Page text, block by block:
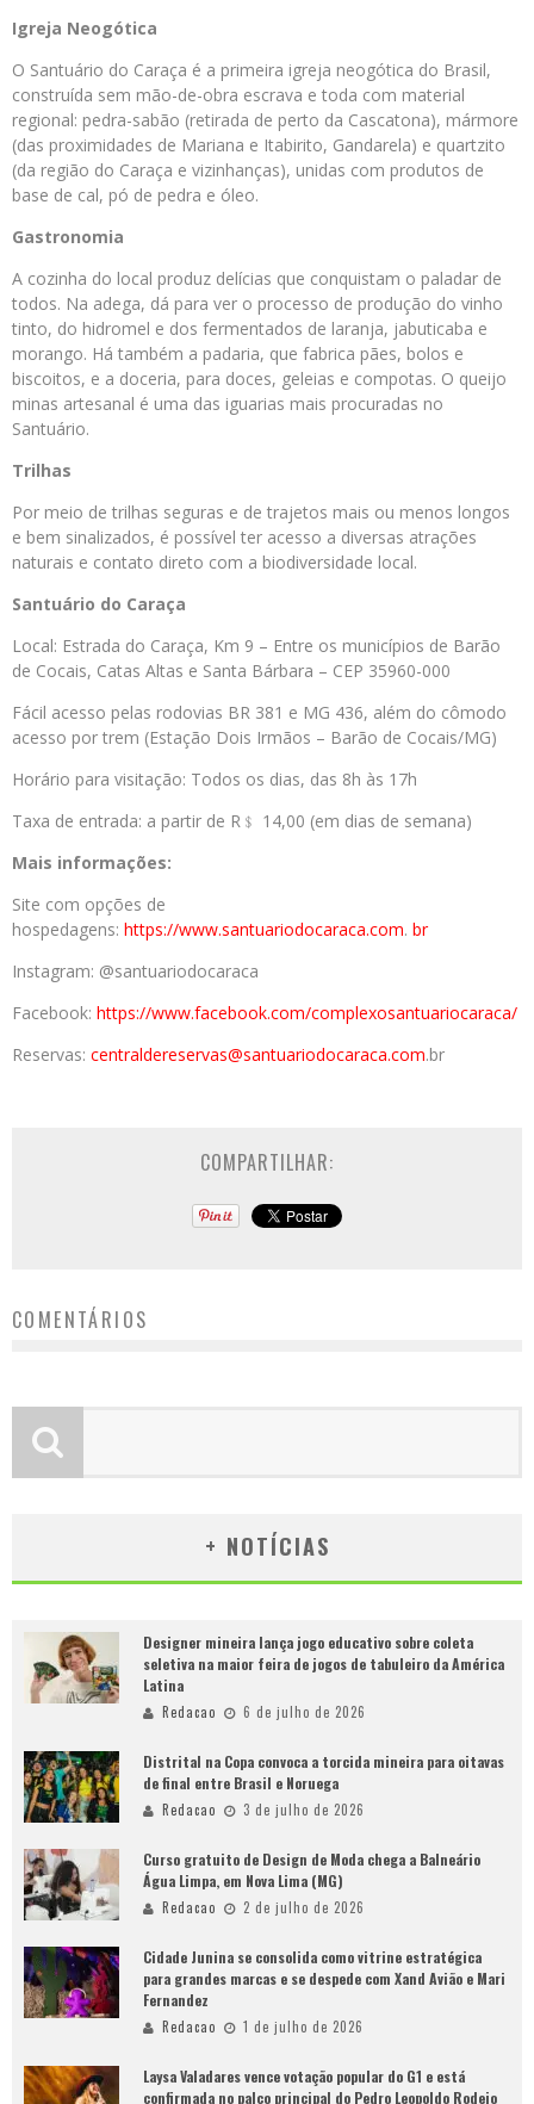
Igreja Neogótica
O Santuário do Caraça é a primeira igreja neogótica do Brasil,
construída sem mão-de-obra escrava e toda com material
regional: pedra-sabão (retirada de perto da Cascatona), mármore
(das proximidades de Mariana e Itabirito, Gandarela) e quartzito
(da região do Caraça e vizinhanças), unidas com produtos de
base de cal, pó de pedra e óleo.
Gastronomia
A cozinha do local produz delícias que conquistam o paladar de
todos. Na adega, dá para ver o processo de produção do vinho
tinto, do hidromel e dos fermentados de laranja, jabuticaba e
morango. Há também a padaria, que fabrica pães, bolos e
biscoitos, e a doceria, para doces, geleias e compotas. O queijo
minas artesanal é uma das iguarias mais procuradas no
Santuário.
Trilhas
Por meio de trilhas seguras e de trajetos mais ou menos longos
e bem sinalizados, é possível ter acesso a diversas atrações
naturais e contato direto com a biodiversidade local.
Santuário do Caraça
Local: Estrada do Caraça, Km 9 – Entre os municípios de Barão
de Cocais, Catas Altas e Santa Bárbara – CEP 35960-000
Fácil acesso pelas rodovias BR 381 e MG 436, além do cômodo
acesso por trem (Estação Dois Irmãos – Barão de Cocais/MG)
Horário para visitação: Todos os dias, das 8h às 17h
Taxa de entrada: a partir de R﹩ 14,00 (em dias de semana)
Mais informações:
Site com opções de
hospedagens: https://www.santuariodocaraca.com. br
Instagram: @santuariodocaraca
Facebook: https://www.facebook.com/complexosantuariocaraca/
Reservas: centraldereservas@santuariodocaraca.com.br
COMPARTILHAR:
COMENTÁRIOS
+ NOTÍCIAS
Designer mineira lança jogo educativo sobre coleta
seletiva na maior feira de jogos de tabuleiro da América
Latina
Redacao 6 de julho de 2026
Distrital na Copa convoca a torcida mineira para oitavas
de final entre Brasil e Noruega
Redacao 3 de julho de 2026
Curso gratuito de Design de Moda chega a Balneário
Água Limpa, em Nova Lima (MG)
Redacao 2 de julho de 2026
Cidade Junina se consolida como vitrine estratégica
para grandes marcas e se despede com Xand Avião e Mari
Fernandez
Redacao 1 de julho de 2026
Laysa Valadares vence votação popular do G1 e está
confirmada no palco principal do Pedro Leopoldo Rodeio